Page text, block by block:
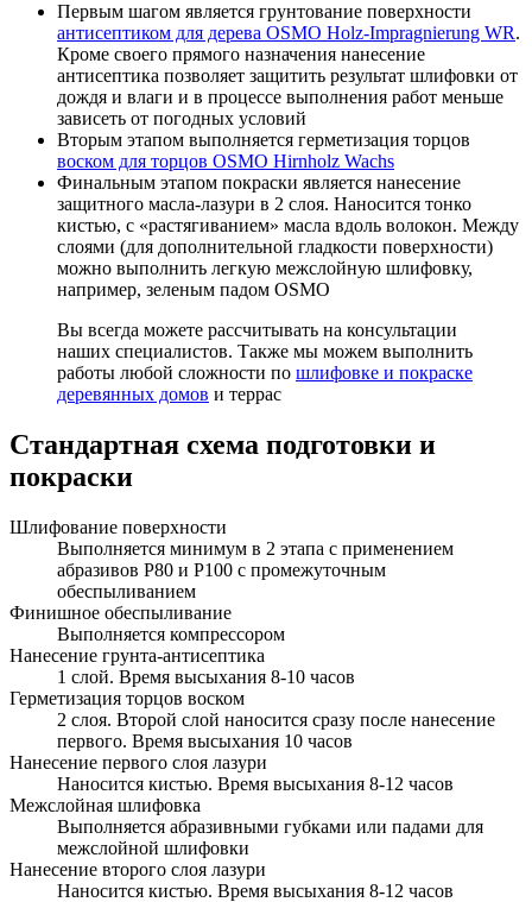
Первым шагом является грунтование поверхности
антисептиком для дерева OSMO Holz-Impragnierung WR.
Кроме своего прямого назначения нанесение
антисептика позволяет защитить результат шлифовки от
дождя и влаги и в процессе выполнения работ меньше
зависеть от погодных условий
Вторым этапом выполняется герметизация торцов
воском для торцов OSMO Hirnholz Wachs
Финальным этапом покраски является нанесение
защитного масла-лазури в 2 слоя. Наносится тонко
кистью, с «растягиванием» масла вдоль волокон. Между
слоями (для дополнительной гладкости поверхности)
можно выполнить легкую межслойную шлифовку,
например, зеленым падом OSMO
Вы всегда можете рассчитывать на консультации
наших специалистов. Также мы можем выполнить
работы любой сложности по шлифовке и покраске
деревянных домов и террас
Стандартная схема подготовки и
покраски
Шлифование поверхности
Выполняется минимум в 2 этапа с применением
абразивов Р80 и Р100 с промежуточным
обеспыливанием
Финишное обеспыливание
Выполняется компрессором
Нанесение грунта-антисептика
1 слой. Время высыхания 8-10 часов
Герметизация торцов воском
2 слоя. Второй слой наносится сразу после нанесение
первого. Время высыхания 10 часов
Нанесение первого слоя лазури
Наносится кистью. Время высыхания 8-12 часов
Межслойная шлифовка
Выполняется абразивными губками или падами для
межслойной шлифовки
Нанесение второго слоя лазури
Наносится кистью. Время высыхания 8-12 часов